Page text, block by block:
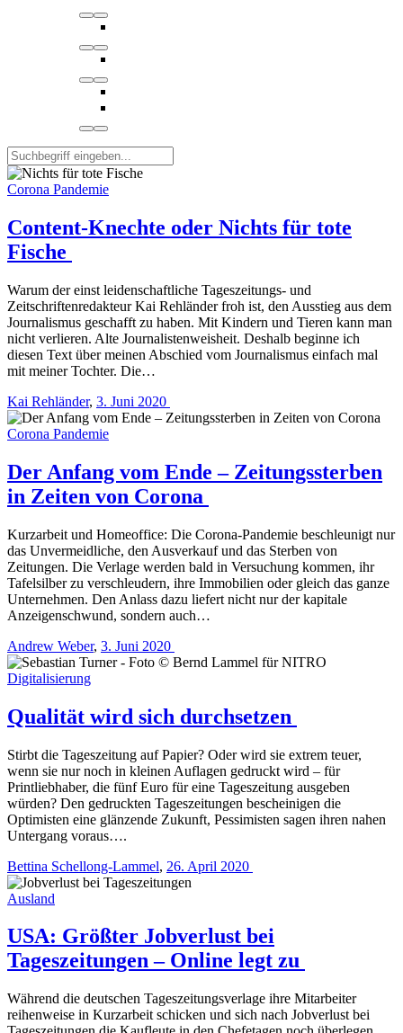
Corona Pandemie
Content-Knechte oder Nichts für tote
Fische
Warum der einst leidenschaftliche Tageszeitungs- und
Zeitschriftenredakteur Kai Rehländer froh ist, den Ausstieg aus dem
Journalismus geschafft zu haben. Mit Kindern und Tieren kann man
nicht verlieren. Alte Journalistenweisheit. Deshalb beginne ich
diesen Text über meinen Abschied vom Journalismus einfach mal
mit meiner Tochter. Die…
Kai Rehländer, 3. Juni 2020
Corona Pandemie
Der Anfang vom Ende – Zeitungssterben
in Zeiten von Corona
Kurzarbeit und Homeoffice: Die Corona-Pandemie beschleunigt nur
das Unvermeidliche, den Ausverkauf und das Sterben von
Zeitungen. Die Verlage werden bald in Versuchung kommen, ihr
Tafelsilber zu ­verschleudern, ihre Immobilien oder gleich das ganze
Unternehmen. Den Anlass dazu liefert nicht nur der ­kapitale
Anzeigenschwund, sondern auch…
Andrew Weber, 3. Juni 2020
Digitalisierung
Qualität wird sich durchsetzen
Stirbt die Tageszeitung auf Papier? Oder wird sie extrem teuer,
wenn sie nur noch in kleinen Auflagen gedruckt wird – für
Printliebhaber, die fünf Euro für eine Tageszeitung ausgeben
würden? Den gedruckten Tageszeitungen bescheinigen die
Optimisten eine glänzende Zukunft, Pessimisten sagen ihren nahen
Untergang voraus….
Bettina Schellong-Lammel, 26. April 2020
Ausland
USA: Größter Jobverlust bei
Tageszeitungen – Online legt zu
Während die deutschen Tageszeitungsverlage ihre Mitarbeiter
reihenweise in Kurzarbeit schicken und sich nach Jobverlust bei